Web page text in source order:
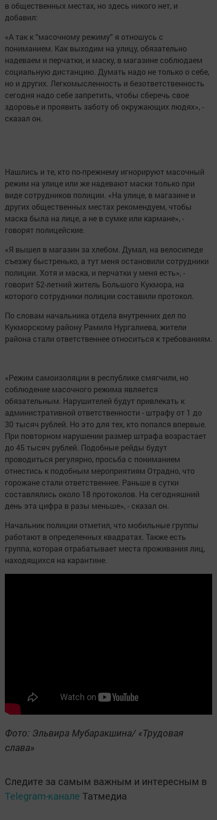
в общественных местах, но здесь никого нет, и
добавил:
«А так к “масочному режиму” я отношусь с
пониманием. Как выходим на улицу, обязательно
надеваем и перчатки, и маску, в магазине соблюдаем
социальную дистанцию. Думать надо не только о себе,
но и других. Легкомысленность и безответственность
сегодня надо себе запретить, чтобы сберечь свое
здоровье и проявить заботу об окружающих людях», -
сказал он.
Нашлись и те, кто по-прежнему игнорируют масочный
режим на улице или же надевают маски только при
виде сотрудников полиции. «На улице, в магазине и
других общественных местах рекомендуем, чтобы
маска была на лице, а не в сумке или кармане», -
говорят полицейские.
«Я вышел в магазин за хлебом. Думал, на велосипеде
съезжу быстренько, а тут меня остановили сотрудники
полиции. Хотя и маска, и перчатки у меня есть», -
говорит 52-летний житель Большого Кукмора, на
которого сотрудники полиции составили протокол.
По словам начальника отдела внутренних дел по
Кукморскому району Рамиля Нургалиева, жители
района стали ответственнее относиться к требованиям.
«Режим самоизоляции в республике смягчили, но
соблюдение масочного режима является
обязательным. Нарушителей будут привлекать к
административной ответственности - штрафу от 1 до
30 тысяч рублей. Но это для тех, кто попался впервые.
При повторном нарушении размер штрафа возрастает
до 45 тысяч рублей. Подобные рейды будут
проводиться регулярно, просьба с пониманием
отнестись к подобным мероприятиям Отрадно, что
горожане стали ответственнее. Раньше в сутки
составлялись около 18 протоколов. На сегодняшний
день эта цифра в разы меньше», - сказал он.
Начальник полиции отметил, что мобильные группы
работают в определенных квадратах. Также есть
группа, которая отрабатывает места проживания лиц,
находящихся на карантине.
Фото: Эльвира Мубаракшина/ «Трудовая
слава»
Следите за самым важным и интересным в
Telegram-канале Татмедиа